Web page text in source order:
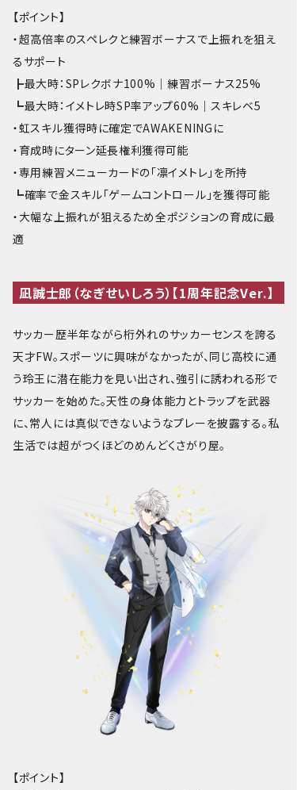
【ポイント】
・超高倍率のスペレクと練習ボーナスで上振れを狙え
るサポート
┣最大時：SPレクボナ100%｜練習ボーナス25%
┗最大時：イメトレ時SP率アップ60%｜スキレベ5
・虹スキル獲得時に確定でAWAKENINGに
・育成時にターン延長権利獲得可能
・専用練習メニューカードの「凛イメトレ」を所持
┗確率で金スキル「ゲームコントロール」を獲得可能
・大幅な上振れが狙えるため全ポジションの育成に最
適
凪誠士郎（なぎせいしろう）【1周年記念Ver.】
サッカー歴半年ながら桁外れのサッカーセンスを誇る
天才FW。スポーツに興味がなかったが、同じ高校に通
う玲王に潜在能力を見い出され、強引に誘われる形で
サッカーを始めた。天性の身体能力とトラップを武器
に、常人には真似できないようなプレーを披露する。私
生活では超がつくほどのめんどくさがり屋。
【ポイント】